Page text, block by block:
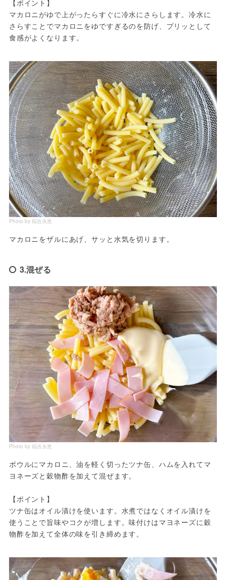
【ポイント】
マカロニがゆで上がったらすぐに冷水にさらします。冷水に
さらすことでマカロニをゆですぎるのを防げ、プリッとして
食感がよくなります。
Photo by 稲吉永恵
マカロニをザルにあげ、サッと水気を切ります。
3.混ぜる
Photo by 稲吉永恵
ボウルにマカロニ、油を軽く切ったツナ缶、ハムを入れてマ
ヨネーズと穀物酢を加えて混ぜます。
【ポイント】
ツナ缶はオイル漬けを使います。水煮ではなくオイル漬けを
使うことで旨味やコクが増します。味付けはマヨネーズに穀
物酢を加えて全体の味を引き締めます。